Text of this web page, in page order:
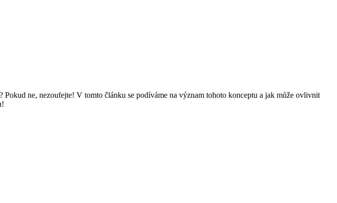
ne, nezoufejte! V tomto článku se podíváme na význam tohoto konceptu a jak může ovlivnit